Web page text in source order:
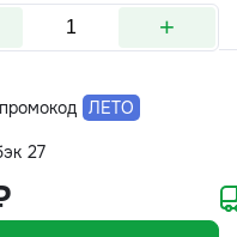
+
ЛЕТО
27